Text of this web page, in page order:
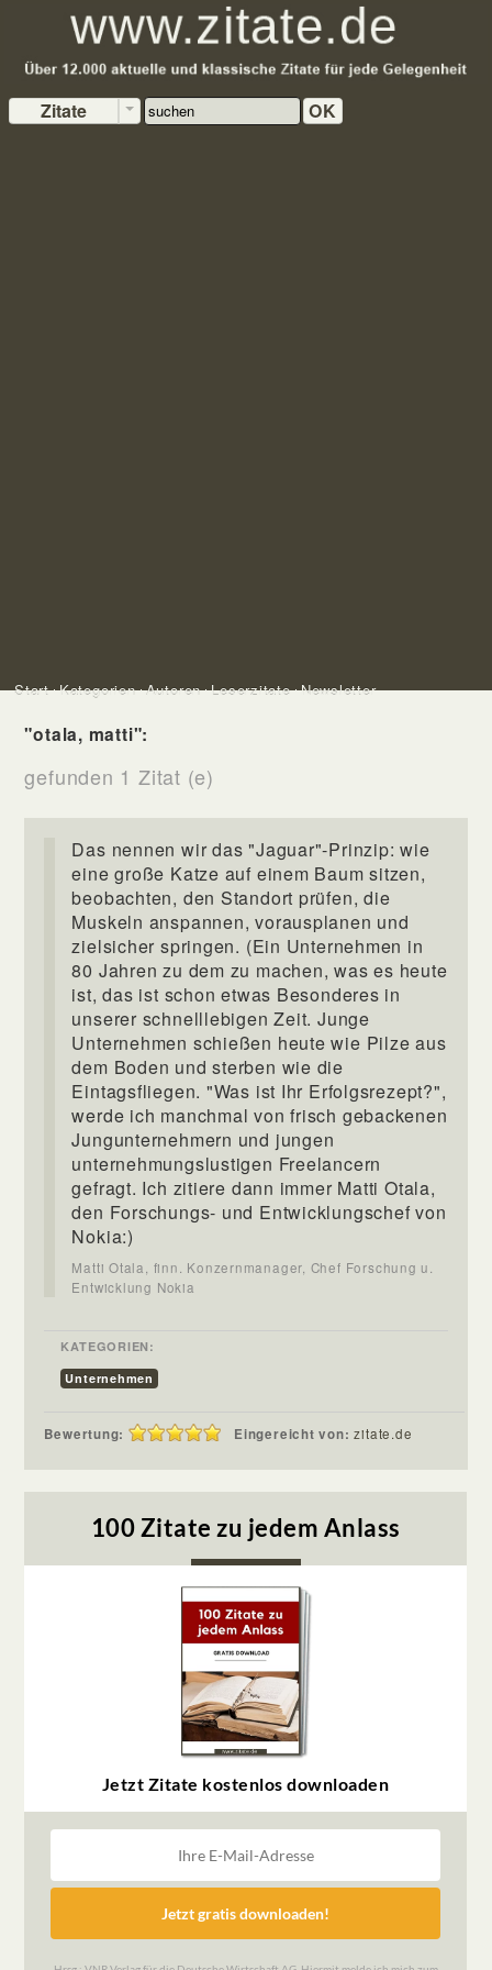
Zitate OK
Start Kategorien Autoren Leserzitate Newsletter
"otala, matti":
gefunden 1 Zitat (e)
Das nennen wir das "Jaguar"-Prinzip: wie
eine große Katze auf einem Baum sitzen,
beobachten, den Standort prüfen, die
Muskeln anspannen, vorausplanen und
zielsicher springen. (Ein Unternehmen in
80 Jahren zu dem zu machen, was es heute
ist, das ist schon etwas Besonderes in
unserer schnelllebigen Zeit. Junge
Unternehmen schießen heute wie Pilze aus
dem Boden und sterben wie die
Eintagsfliegen. "Was ist Ihr Erfolgsrezept?",
werde ich manchmal von frisch gebackenen
Jungunternehmern und jungen
unternehmungslustigen Freelancern
gefragt. Ich zitiere dann immer Matti Otala,
den Forschungs- und Entwicklungschef von
Nokia:)
Matti Otala, finn. Konzernmanager, Chef Forschung u.
Entwicklung Nokia
KATEGORIEN:
Unternehmen
Bewertung: Eingereicht von:zitate.de